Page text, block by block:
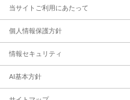
当サイトご利用にあたって
個人情報保護方針
情報セキュリティ
AI基本方針